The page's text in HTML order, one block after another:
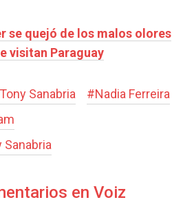
se quejó de los malos olores
visitan Paraguay
Sanabria #Nadia Ferreira
Sanabria
en Voiz